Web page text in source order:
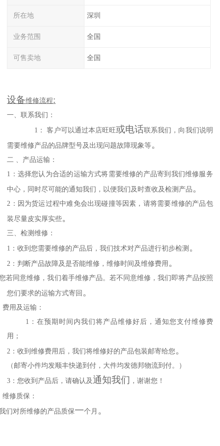
所在地 深圳
业务范围 全国
可售卖地 全国
设备维修流程:
一、联系我们：
1： 客户可以通过本店旺旺或电话联系我们，向我们说明
需要维修产品的品牌型号及出现问题故障现象等。
二
、产品运输：
1：选择您认为合适的运输方式将需要维修的产品寄到我们维修服务
中心，同时尽可能的通知我们，以便我们及时查收及检测产品。
2：因为货运过程中难免会出现碰撞等因素，请将需要维修的产品包
装尽量皮实厚实些。
三、检测维修：
1：收到您需要维修的产品后，我们技术对产品进行初步检测 。
2：判断产品故障及是否能维修，维修时间及维修费用 。
若同意维修，我们着手维修产品。若不同意维修，我们即将产品按照
您们要求的运输方式寄回 。
费用及运输：
1：在预期时间内我们将产品维修好后，通知您支付维修费
用；
2：收到维修费用后，我们将维修好的产品包装邮寄给您。
（邮寄小件均发顺丰快递到付，大件均发德邦物流到付。）
3：您收到产品后，请确认及通知我们 ，谢谢您！
维修质保：
们对所维修的产品质保一个月 。